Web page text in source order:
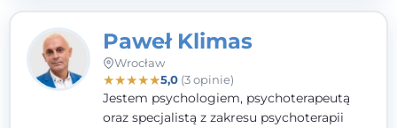
Paweł Klimas
Wrocław
★★★★★5,0(3 opinie)
Jestem psychologiem, psychoterapeutą
oraz specjalistą z zakresu psychoterapii